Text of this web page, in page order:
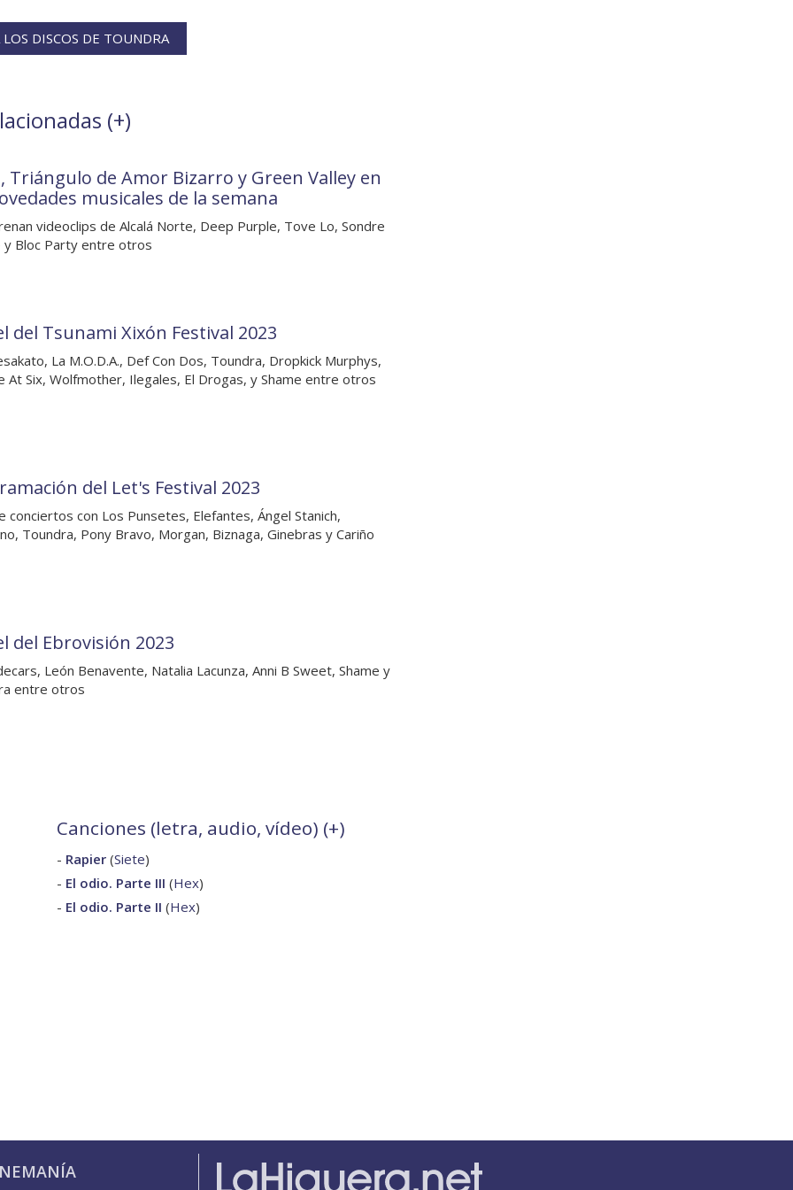
DISCOS DE TOUNDRA
(+)
Triángulo de Amor Bizarro y Green Valley en
musicales de la semana
videoclips de Alcalá Norte, Deep Purple, Tove Lo, Sondre
y Bloc Party entre otros
del Tsunami Xixón Festival 2023
La M.O.D.A., Def Con Dos, Toundra, Dropkick Murphys,
At Six, Wolfmother, Ilegales, El Drogas, y Shame entre otros
del Let's Festival 2023
conciertos con Los Punsetes, Elefantes, Ángel Stanich,
Toundra, Pony Bravo, Morgan, Biznaga, Ginebras y Cariño
del Ebrovisión 2023
León Benavente, Natalia Lacunza, Anni B Sweet, Shame y
entre otros
Canciones (letra, audio, vídeo) (+)
- Rapier (Siete)
- El odio. Parte III (Hex)
- El odio. Parte II (Hex)